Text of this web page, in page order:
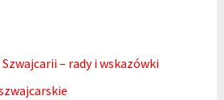
– rady i wskazówki